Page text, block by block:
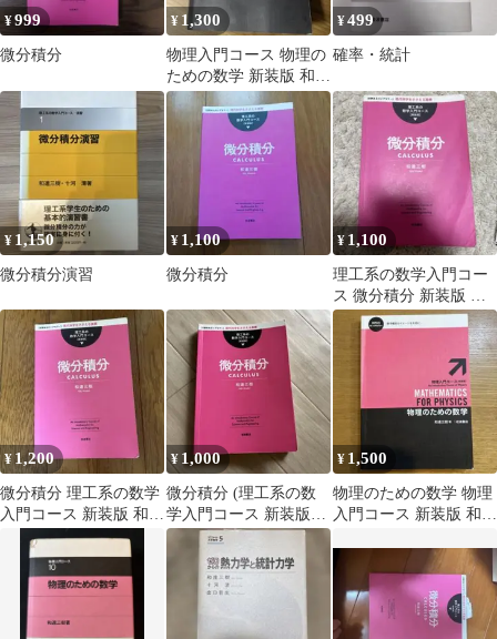
¥999
微分積分
¥ 1,300
物理入門コース 物理の
ための数学 新装版 和達
三樹
¥499
確率・統計
¥ 1,150
微分積分演習
¥ 1,100
微分積分
¥ 1,100
理工系の数学入門コー
ス 微分積分 新装版 和
達三樹
¥ 1,200
微分積分 理工系の数学
入門コース 新装版 和達
三樹 岩波書店
¥ 1,000
微分積分 (理工系の数
学入門コース 新装版)
岩波書店
¥ 1,500
物理のための数学 物理
入門コース 新装版 和達